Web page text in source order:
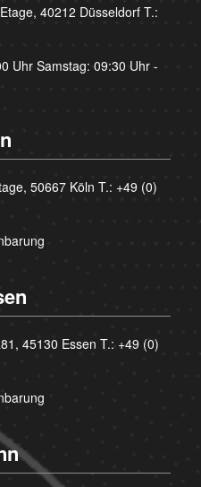
40212 Düsseldorf T.:
Uhr Samstag: 09:30 Uhr -
50667 Köln T.: +49 (0)
45130 Essen T.: +49 (0)